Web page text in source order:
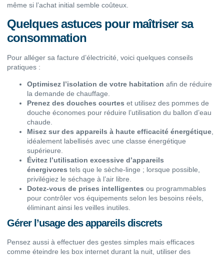
même si l’achat initial semble coûteux.
Quelques astuces pour maîtriser sa
consommation
Pour alléger sa facture d’électricité, voici quelques conseils
pratiques :
Optimisez l’isolation de votre habitation afin de réduire
la demande de chauffage.
Prenez des douches courtes et utilisez des pommes de
douche économes pour réduire l’utilisation du ballon d’eau
chaude.
Misez sur des appareils à haute efficacité énergétique
idéalement labellisés avec une classe énergétique
supérieure.
Évitez l’utilisation excessive d’appareils
énergivores tels que le sèche-linge ; lorsque possible,
privilégiez le séchage à l’air libre.
Dotez-vous de prises intelligentes ou programmables
pour contrôler vos équipements selon les besoins réels,
éliminant ainsi les veilles inutiles.
Gérer l’usage des appareils discrets
Pensez aussi à effectuer des gestes simples mais efficaces
comme éteindre les box internet durant la nuit, utiliser des